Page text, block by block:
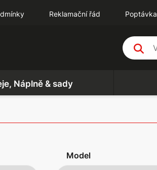
Reklamační řád Poptávka
Náplně & sady
Model